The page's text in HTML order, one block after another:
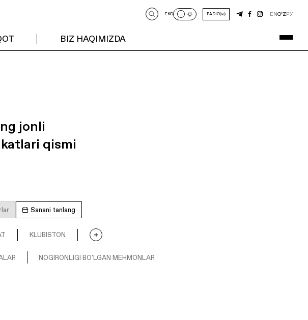
BIZ HAQIMIZDA
EKO RADIO ENO‘ZРУ
jonli
qismi
Sanani tanlang
KLUBISTON
NOGIRONLIGI BO'LGAN MEHMONLAR